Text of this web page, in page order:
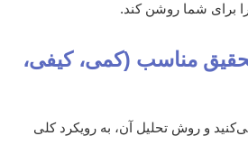
برای شما روشن کند.
مناسب (کمی، کیفی،
و روش تحلیل آن، به رویکرد کلی